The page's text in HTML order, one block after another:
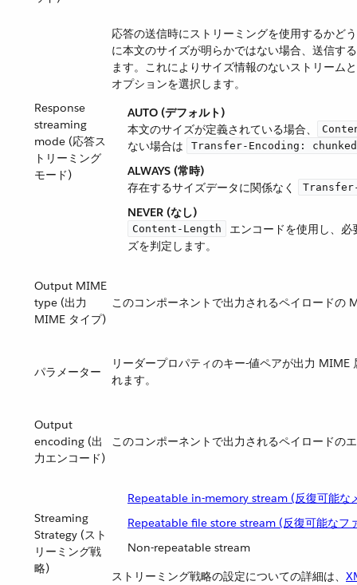
Response
streaming
mode (応答ス
トリーミング
モード)
応答の送信時にストリーミングを使用するかど
に本文のサイズが明らかではない場合、送信す
ます。これによりサイズ情報のないストリーム
オプションを選択します。
AUTO (デフォルト)
本文のサイズが定義されている場合、​
ない場合は ​ Transfer-Encoding: chunked
ALWAYS (常時)
存在するサイズデータに関係なく ​
NEVER (なし)
Content-Length
エンコードを使用し、
ズを判定します。
Output MIME
type (出力
MIME タイプ)
このコンポーネントで出力されるペイロードの
パラメーター
リーダープロパティのキー-値ペアが出力
れます。
Output
encoding (出
力エンコード)
このコンポーネントで出力されるペイロードの
Streaming
Strategy (スト
リーミング戦
略)
Repeatable in-memory stream (反復可能な
Repeatable file store stream (反復可能なフ
Non-repeatable stream
ストリーミング戦略の設定についての詳細は、​